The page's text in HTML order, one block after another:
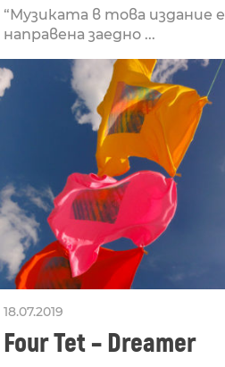
“Музиката в това издание е
направена заедно ...
18.07.2019
Four Tet – Dreamer